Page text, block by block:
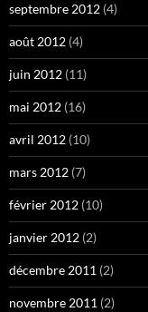
septembre 2012 (4)
août 2012 (4)
juin 2012 (11)
mai 2012 (16)
avril 2012 (10)
mars 2012 (7)
février 2012 (10)
janvier 2012 (2)
décembre 2011 (2)
novembre 2011 (2)